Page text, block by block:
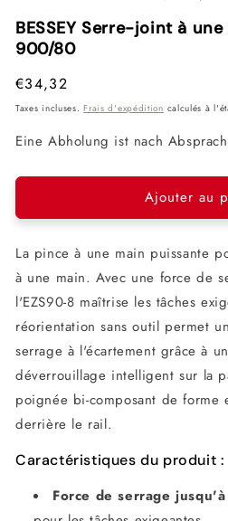
dans
une
fenêtre
dans
une
BESSEY Serre-joint à
900/80
Prix
habituel
€34,32
Taxes incluses.Frais d'expédition calculés à
Eine Abholung ist nach
Ajouter au
La pince à une main puissante
à une main. Avec une force de
l'EZS90-8 maîtrise les tâches
réorientation sans outil permet
serrage à l'écartement grâce à
déverrouillage intelligent sur la
poignée bi-composant de forme
derrière le rail.
Caractéristiques du produit :
Force de serrage